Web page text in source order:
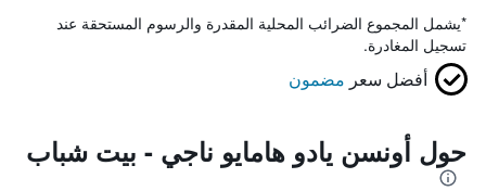
*يشمل المجموع الضرائب المحلية المقدرة والرسوم المستحقة عند
تسجيل المغادرة.
أفضل سعر مضمون
حول أونسن يادو هامايو ناجي - بيت شباب